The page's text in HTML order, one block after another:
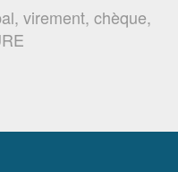
virement, chèque,